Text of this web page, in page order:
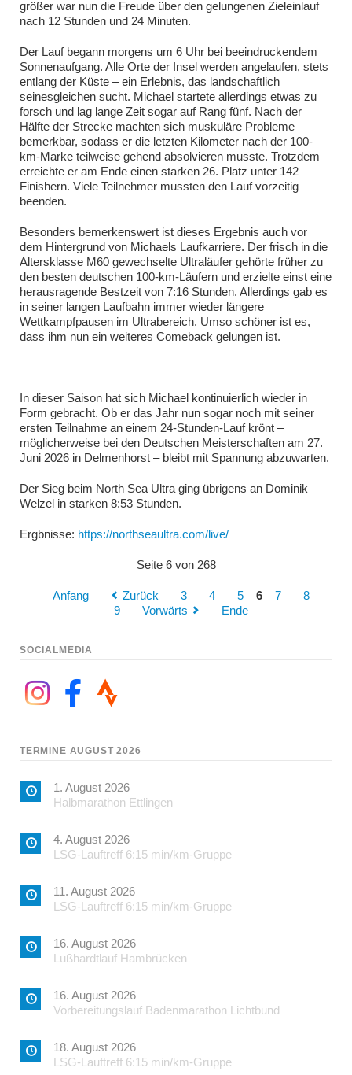
größer war nun die Freude über den gelungenen Zieleinlauf
nach 12 Stunden und 24 Minuten.
Der Lauf begann morgens um 6 Uhr bei beeindruckendem
Sonnenaufgang. Alle Orte der Insel werden angelaufen, stets
entlang der Küste – ein Erlebnis, das landschaftlich
seinesgleichen sucht. Michael startete allerdings etwas zu
forsch und lag lange Zeit sogar auf Rang fünf. Nach der
Hälfte der Strecke machten sich muskuläre Probleme
bemerkbar, sodass er die letzten Kilometer nach der 100-
km-Marke teilweise gehend absolvieren musste. Trotzdem
erreichte er am Ende einen starken 26. Platz unter 142
Finishern. Viele Teilnehmer mussten den Lauf vorzeitig
beenden.
Besonders bemerkenswert ist dieses Ergebnis auch vor
dem Hintergrund von Michaels Laufkarriere. Der frisch in die
Altersklasse M60 gewechselte Ultraläufer gehörte früher zu
den besten deutschen 100-km-Läufern und erzielte einst eine
herausragende Bestzeit von 7:16 Stunden. Allerdings gab es
in seiner langen Laufbahn immer wieder längere
Wettkampfpausen im Ultrabereich. Umso schöner ist es,
dass ihm nun ein weiteres Comeback gelungen ist.
In dieser Saison hat sich Michael kontinuierlich wieder in
Form gebracht. Ob er das Jahr nun sogar noch mit seiner
ersten Teilnahme an einem 24-Stunden-Lauf krönt –
möglicherweise bei den Deutschen Meisterschaften am 27.
Juni 2026 in Delmenhorst – bleibt mit Spannung abzuwarten.
Der Sieg beim North Sea Ultra ging übrigens an Dominik
Welzel in starken 8:53 Stunden.
Ergbnisse: https://northseaultra.com/live/
Seite 6 von 268
Anfang Zurück 3 4 5 6 7
8
9
Vorwärts Ende
SOCIALMEDIA
TERMINE AUGUST 2026
1. August 2026
Halbmarathon Ettlingen
4. August 2026
LSG-Lauftreff 6:15 min/km-Gruppe
11. August 2026
LSG-Lauftreff 6:15 min/km-Gruppe
16. August 2026
Lußhardtlauf Hambrücken
16. August 2026
Vorbereitungslauf Badenmarathon Lichtbund
18. August 2026
LSG-Lauftreff 6:15 min/km-Gruppe